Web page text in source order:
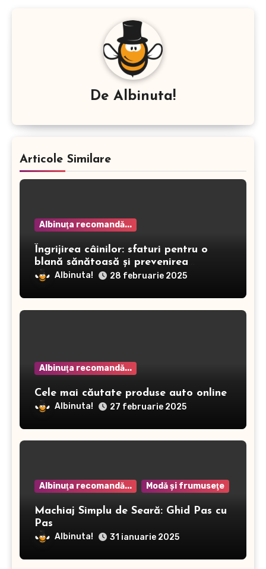
De Albinuta!
Articole Similare
Albinuţa recomandă...
Îngrijirea câinilor: sfaturi pentru o
blană sănătoasă și prevenirea
dermatitei
Albinuta! 28 februarie 2025
Albinuţa recomandă...
Cele mai căutate produse auto online
Albinuta! 27 februarie 2025
Albinuţa recomandă... Modă şi frumuseţe
Machiaj Simplu de Seară: Ghid Pas cu
Pas
Albinuta! 31 ianuarie 2025